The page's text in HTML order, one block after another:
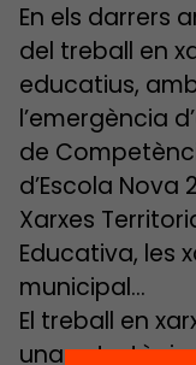
En els darrers
del treball en
educatius,
l’emergència
de
d’Escola Nova
Xarxes
Educativa, les
municipal…
El treball en
una